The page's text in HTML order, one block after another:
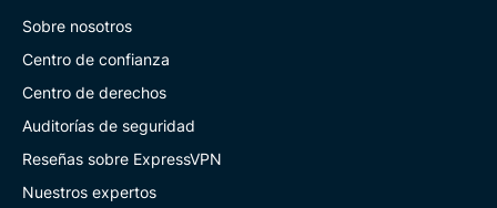
Sobre nosotros
Centro de confianza
Centro de derechos
Auditorías de seguridad
Reseñas sobre ExpressVPN
Nuestros expertos